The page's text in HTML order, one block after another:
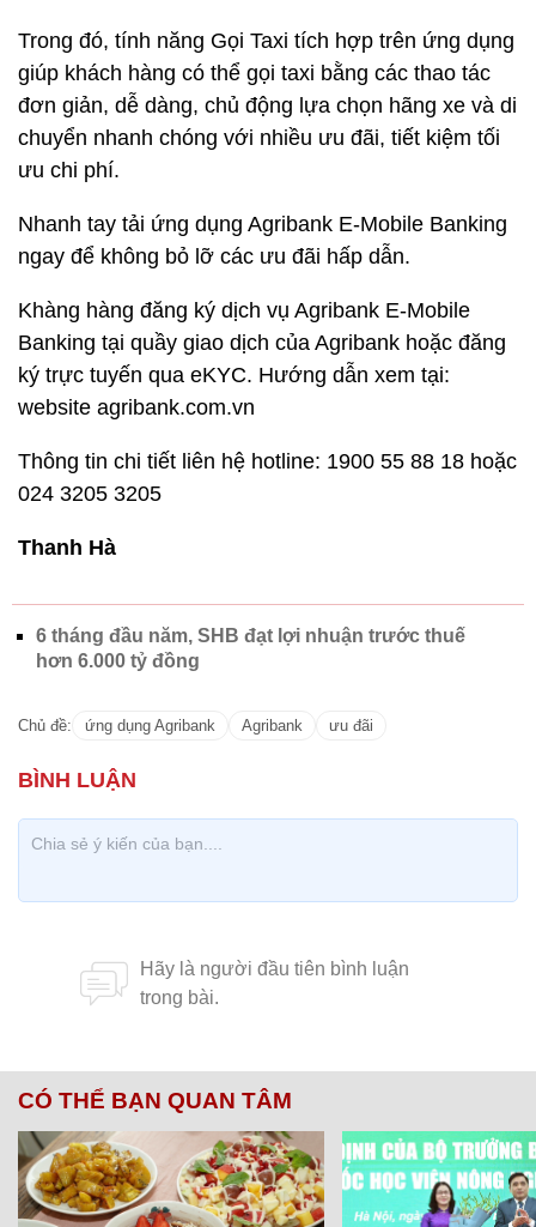
Trong đó, tính năng Gọi Taxi tích hợp trên ứng dụng
giúp khách hàng có thể gọi taxi bằng các thao tác
đơn giản, dễ dàng, chủ động lựa chọn hãng xe và di
chuyển nhanh chóng với nhiều ưu đãi, tiết kiệm tối
ưu chi phí.
Nhanh tay tải ứng dụng Agribank E-Mobile Banking
ngay để không bỏ lỡ các ưu đãi hấp dẫn.
Khàng hàng đăng ký dịch vụ Agribank E-Mobile
Banking tại quầy giao dịch của Agribank hoặc đăng
ký trực tuyến qua eKYC. Hướng dẫn xem tại:
website agribank.com.vn
Thông tin chi tiết liên hệ hotline: 1900 55 88 18 hoặc
024 3205 3205
Thanh Hà
6 tháng đầu năm, SHB đạt lợi nhuận trước thuế
hơn 6.000 tỷ đồng
Chủ đề: ứng dụng Agribank Agribank ưu đãi
CÓ THỂ BẠN QUAN TÂM